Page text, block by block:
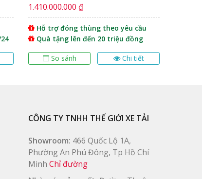
1.410.000.000 ₫
Hỗ trợ đóng thùng theo yêu cầu
Quà tặng lên đến 20 triệu đồng
So sánh Chi tiết
CÔNG TY TNHH THẾ GIỚI XE TẢI
Showroom: 466 Quốc Lộ 1A,
Phường An Phú Đông, Tp Hồ Chí
Minh Chỉ đường